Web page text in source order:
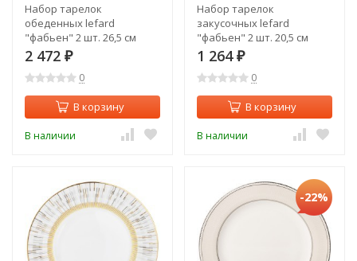
Набор тарелок
обеденных lefard
"фабьен" 2 шт. 26,5 см
Lefard (760-772)
2 472 ₽
0
В корзину
В наличии
Набор тарелок
закусочных lefard
"фабьен" 2 шт. 20,5 см
Lefard (760-771)
1 264 ₽
0
В корзину
В наличии
-22%